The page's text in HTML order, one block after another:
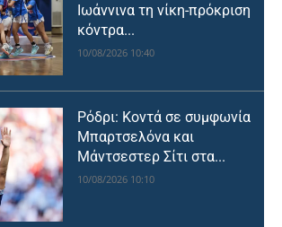
Ιωάννινα τη νίκη-πρόκριση
κόντρα...
10/08/2026 10:40
Ρόδρι: Κοντά σε συμφωνία
Μπαρτσελόνα και
Μάντσεστερ Σίτι στα...
10/08/2026 10:10